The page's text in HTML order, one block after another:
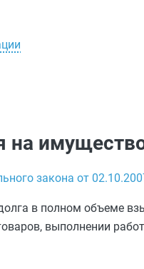
закона от
в полном объеме
выполнении